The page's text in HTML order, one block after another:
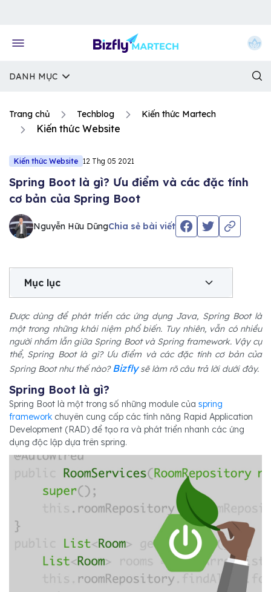
DANH MỤC
Trang chủ Techblog Kiến thức Martech
Kiến thức Website
Kiến thức Website 12 Thg 05 2021
Spring Boot là gì? Ưu điểm và các đặc tính
cơ bản của Spring Boot
Nguyễn Hữu DũngChia sẻ bài viết
Mục lục
Được dùng để phát triển các ứng dụng Java, Spring Boot là
một trong những khái niệm phổ biến. Tuy nhiên, vẫn có nhiều
người nhầm lẫn giữa Spring Boot và Spring framework. Vậy cụ
thể, Spring Boot là gì? Ưu điểm và các đặc tính cơ bản của
Spring Boot như thế nào?Bizflysẽ làm rõ câu trả lời dưới đây.
Spring Boot là gì?
Spring Boot là một trong số những module của spring
framework chuyên cung cấp các tính năng Rapid Application
Development (RAD) để tạo ra và phát triển nhanh các ứng
dụng độc lập dựa trên spring.